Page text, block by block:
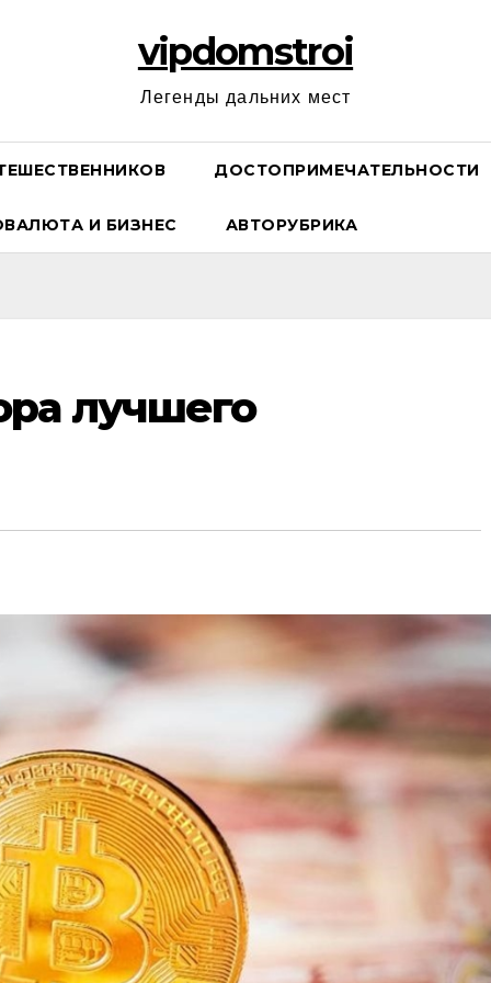
vipdomstroi
Легенды дальних мест
ДОСТОПРИМЕЧАТЕЛЬНОСТИ
И БИЗНЕС АВТОРУБРИКА
лучшего